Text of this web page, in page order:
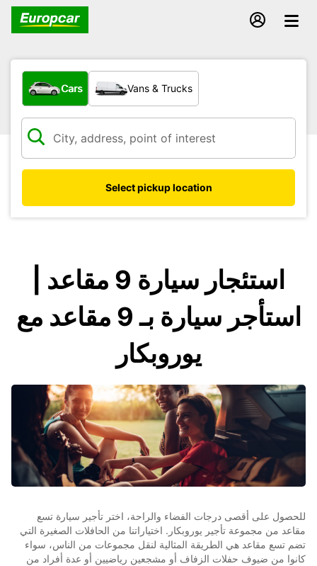
What type of vehicle?
Cars Vans & Trucks
Select pickup location
استئجار سيارة 9 مقاعد |
استأجر سيارة بـ 9 مقاعد مع
يوروبكار
للحصول على أقصى درجات الفضاء والراحة، اختر تأجير سيارة تسع
مقاعد من مجموعة تأجير يوروبكار. اختياراتنا من الحافلات الصغيرة التي
تضم تسع مقاعد هي الطريقة المثالية لنقل مجموعات من الناس، سواء
كانوا من ضيوف حفلات الزفاف أو مشجعين رياضيين أو عدة أفراد من